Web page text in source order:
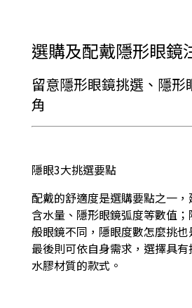
選購及配戴隱形眼鏡
留意隱形眼鏡挑選、隱形
角
隱眼3大挑選要點
配戴的舒適度是選購要點之一
含水量、隱形眼鏡弧度等數值
般眼鏡不同，隱眼度數怎麼挑也
最後則可依自身需求，選擇具
水膠材質的款式。